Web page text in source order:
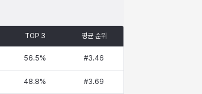
TOP 3 평균 순위
56.5% #3.46
48.8% #3.69